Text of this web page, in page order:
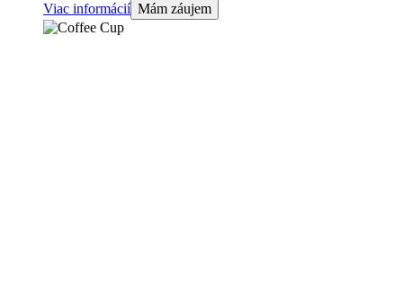
Viac informácií Mám záujem